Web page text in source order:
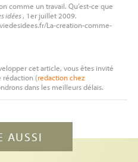
comme un travail. Qu’est-ce que
idées, 1er juillet 2009.
La-creation-comme-
cet article, vous êtes invité
rédaction (redactionchez
dans les meilleurs délais.
AUSSI